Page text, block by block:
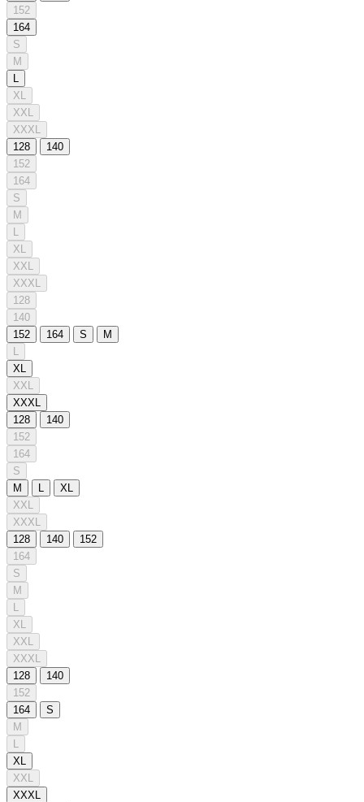
152
164
S
M
XL
XXL
XXXL
128
140
152
164
S
M
XL
XXL
XXXL
128
140
152
164 S
M
XL
XXL
XXXL
128
140
152
164
S
M
XL
XXL
XXXL
128
140
152
164
S
M
XL
XXL
XXXL
128
140
152
164
S
M
XL
XXL
XXXL